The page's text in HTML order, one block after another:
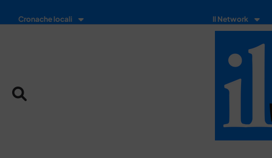
Cronache locali Il Network